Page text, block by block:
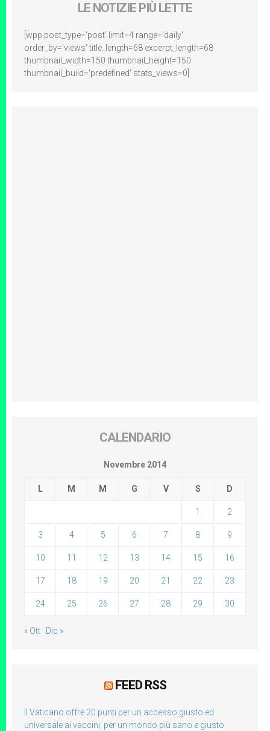
LE NOTIZIE PIÙ LETTE
[wpp post_type='post' limit=4 range='daily'
order_by='views' title_length=68 excerpt_length=68
thumbnail_width=150 thumbnail_height=150
thumbnail_build='predefined' stats_views=0]
CALENDARIO
Novembre 2014
L M M G V S D
1 2
3 4 5 6 7 8 9
10 11 12 13 14 15 16
17 18 19 20 21 22 23
24 25 26 27 28 29 30
« Ott Dic »
FEED RSS
Il Vaticano offre 20 punti per un accesso giusto ed
universale ai vaccini, per un mondo più sano e giusto